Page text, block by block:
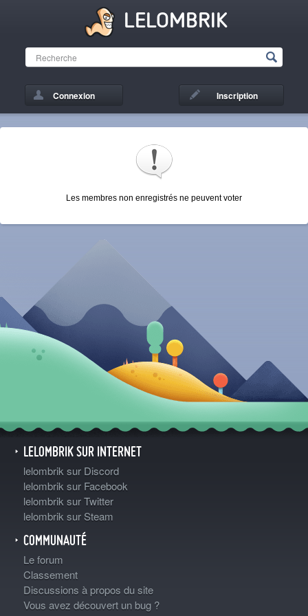
LELOMBRIK
Connexion Inscription
Les membres non enregistrés ne peuvent voter
LELOMBRIK SUR INTERNET
lelombrik sur Discord
lelombrik sur Facebook
lelombrik sur Twitter
lelombrik sur Steam
COMMUNAUTÉ
Le forum
Classement
Discussions à propos du site
Vous avez découvert un bug ?